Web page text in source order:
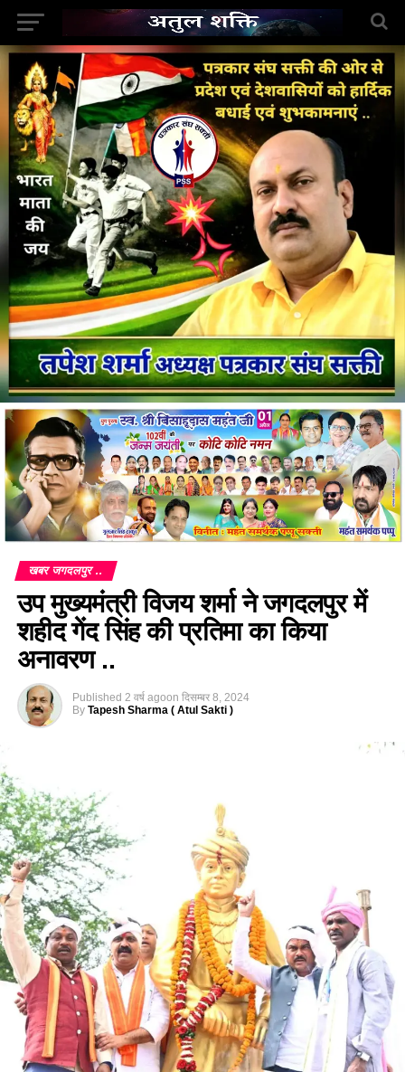
खबर जगदलपुर ..
उप मुख्यमंत्री विजय शर्मा ने जगदलपुर में
शहीद गेंद सिंह की प्रतिमा का किया
अनावरण ..
Published 2 वर्ष agoon दिसम्बर 8, 2024
By Tapesh Sharma ( Atul Sakti )